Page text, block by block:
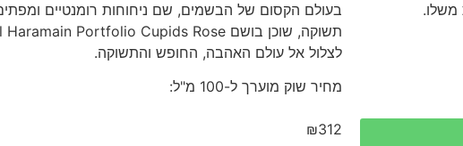
משלו.
בעולם הקסום של הבשמים, שם ניחוחות רומנטיים
לצלול אל עולם האהבה, החופש והתשוקה.
מחיר שוק מוערך ל-100 מ"ל:
₪312